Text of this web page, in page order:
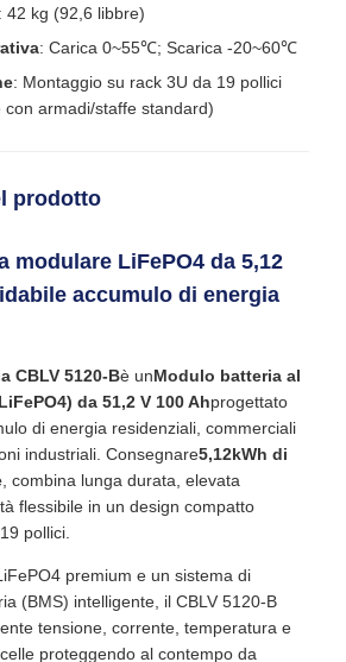
: 42 kg (92,6 libbre)
: Carica 0~55℃; Scarica -20~60℃
: Montaggio su rack 3U da 19 pollici
con armadi/staffe standard)
prodotto
modulare LiFePO4 da 5,12
accumulo di energia
CBLV 5120-Bè unModulo batteria al
da 51,2 V 100 Ahprogettato
di energia residenziali, commerciali
industriali. Consegnare5,12kWh di
, combina lunga durata, elevata
flessibile in un design compatto
pollici.
premium e un sistema di
(BMS) intelligente, il CBLV 5120-B
tensione, corrente, temperatura e
proteggendo al contempo da